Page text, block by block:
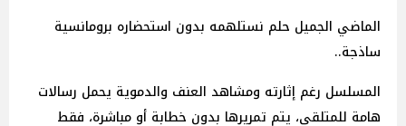
الماضي الجميل حلم نستلهمه بدون استحضاره برومانسية
ساذجة..
المسلسل رغم إثارته ومشاهد العنف والدموية يحمل رسالات
هامة للمتلقي، يتم تمريرها بدون خطابة أو مباشرة، فقط